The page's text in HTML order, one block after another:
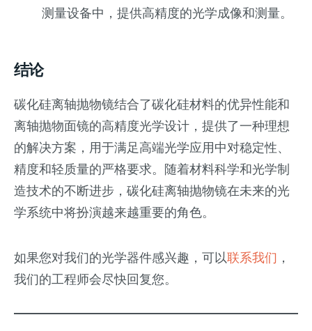
测量设备中，提供高精度的光学成像和测量。
结论
碳化硅离轴抛物镜结合了碳化硅材料的优异性能和
离轴抛物面镜的高精度光学设计，提供了一种理想
的解决方案，用于满足高端光学应用中对稳定性、
精度和轻质量的严格要求。随着材料科学和光学制
造技术的不断进步，碳化硅离轴抛物镜在未来的光
学系统中将扮演越来越重要的角色。
如果您对我们的光学器件感兴趣，可以联系我们 ，
我们的工程师会尽快回复您。